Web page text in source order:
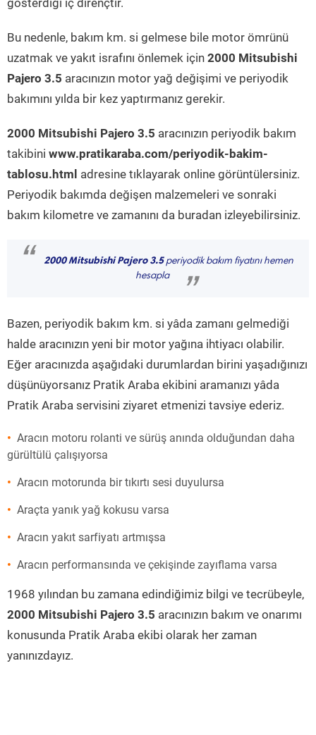
gösterdiği iç dirençtir.
Bu nedenle, bakım km. si gelmese bile motor ömrünü
uzatmak ve yakıt israfını önlemek için 2000 Mitsubishi
Pajero 3.5 aracınızın motor yağ değişimi ve periyodik
bakımını yılda bir kez yaptırmanız gerekir.
2000 Mitsubishi Pajero 3.5 aracınızın periyodik bakım
takibini www.pratikaraba.com/periyodik-bakim-
tablosu.html adresine tıklayarak online görüntülersiniz.
Periyodik bakımda değişen malzemeleri ve sonraki
bakım kilometre ve zamanını da buradan izleyebilirsiniz.
“ 2000 Mitsubishi Pajero 3.5periyodik bakım fiyatını hemen
hesapla
”
Bazen, periyodik bakım km. si yâda zamanı gelmediği
halde aracınızın yeni bir motor yağına ihtiyacı olabilir.
Eğer aracınızda aşağıdaki durumlardan birini yaşadığınızı
düşünüyorsanız Pratik Araba ekibini aramanızı yâda
Pratik Araba servisini ziyaret etmenizi tavsiye ederiz.
Aracın motoru rolanti ve sürüş anında olduğundan daha
gürültülü çalışıyorsa
Aracın motorunda bir tıkırtı sesi duyulursa
Araçta yanık yağ kokusu varsa
Aracın yakıt sarfiyatı artmışsa
Aracın performansında ve çekişinde zayıflama varsa
1968 yılından bu zamana edindiğimiz bilgi ve tecrübeyle,
2000 Mitsubishi Pajero 3.5 aracınızın bakım ve onarımı
konusunda Pratik Araba ekibi olarak her zaman
yanınızdayız.